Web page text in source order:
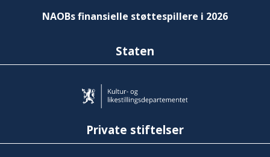
NAOBs finansielle støttespillere i 2026
Staten
Private stiftelser